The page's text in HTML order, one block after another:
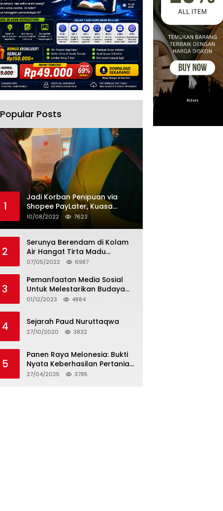
Popular Posts
1
Jadi Korban Penipuan via
Shopee PayLater, Kuasa
Hukum Minta Penangguhan
10/08/2022 7623
2
Serunya Berendam di Kolam
Air Hangat Tirta Madu
Barokah
07/05/2022 6987
3
Pemanfaatan Media Sosial
Untuk Melestarikan Budaya
Lokal
01/12/2023 4884
4 Sejarah Paud Nuruttaqwa
27/10/2020 3832
5
Panen Raya Melonesia: Bukti
Nyata Keberhasilan Pertanian
Modern di Kabupaten Bekasi
27/04/2025 3785